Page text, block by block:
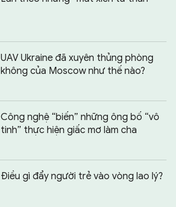
UAV Ukraine đã xuyên thủng phòng
không của Moscow như thế nào?
Công nghệ “biến” những ông bố “vô
tinh” thực hiện giấc mơ làm cha
Điều gì đẩy người trẻ vào vòng lao lý?